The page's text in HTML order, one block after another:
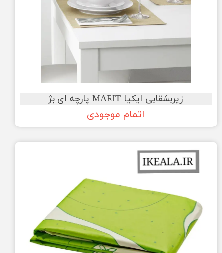
زیربشقابی ایکیا MARIT پارچه ای بژ
اتمام موجودی